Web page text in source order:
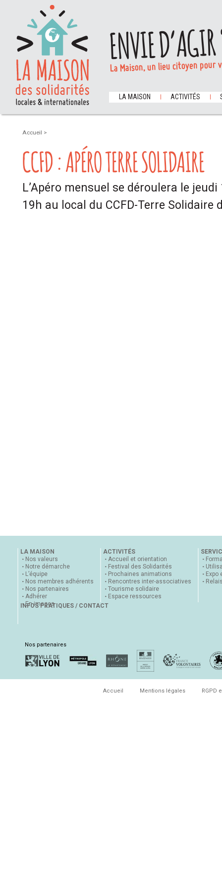
ENVIE
La Maison, un lieu citoyen
LA MAISON ACTIVITÉS
Accueil >
CCFD : APÉRO TERRE SOLIDAIRE
L’Apéro mensuel se déroulera le
19h au local du CCFD-Terre Solidaire
LA MAISON
Nos valeurs
Notre démarche
L’équipe
Nos membres adhérents
Nos partenaires
Adhérer
En images
ACTIVITÉS
Accueil et orientation
Festival des Solidarités
Prochaines animations
Rencontres inter-associatives
Tourisme solidaire
Espace ressources
Expo
INFOS PRATIQUES / CONTACT
Nos partenaires
Accueil Mentions légales RGPD